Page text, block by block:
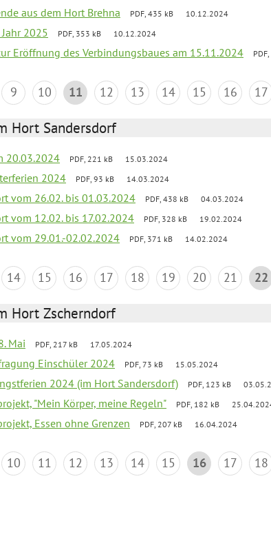
aus dem Hort Brehna PDF, 435 kB 10.12.2024
2025 PDF, 353 kB 10.12.2024
Eröffnung des Verbindungsbaues am 15.11.2024
9 10 11 12 13 14 15 16 17
Hort Sandersdorf
20.03.2024 PDF, 221 kB 15.03.2024
2024 PDF, 93 kB 14.03.2024
vom 26.02. bis 01.03.2024 PDF, 438 kB 04.03.2024
vom 12.02. bis 17.02.2024 PDF, 328 kB 19.02.2024
vom 29.01.-02.02.2024 PDF, 371 kB 14.02.2024
14 15 16 17 18 19 20 21 22
Hort Zscherndorf
Mai PDF, 217 kB 17.05.2024
Einschüler 2024 PDF, 73 kB 15.05.2024
2024 (im Hort Sandersdorf) PDF, 123 kB
"Mein Körper, meine Regeln" PDF, 182 kB
Essen ohne Grenzen PDF, 207 kB 16.04.2024
10 11 12 13 14 15 16 17 18